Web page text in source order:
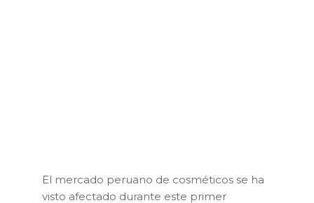
El mercado peruano de cosméticos se ha
visto afectado durante este primer